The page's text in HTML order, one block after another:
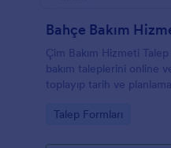
Bahçe Bakım
Çim Bakım Hizmeti
bakım taleplerini online
toplayıp tarih ve
şablonudur.
Go to Category:
Talep Formları